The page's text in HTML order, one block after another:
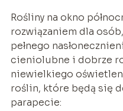
Rośliny na okno
rozwiązaniem dla
pełnego
cieniolubne i dobrze
niewielkiego
roślin, które będą się
parapecie: